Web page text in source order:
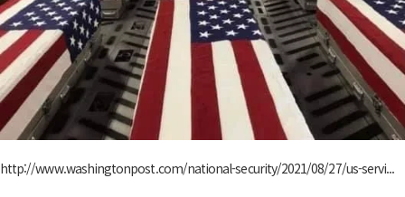
http://www.washingtonpost.com/national-security/2021/08/27/us-servi...